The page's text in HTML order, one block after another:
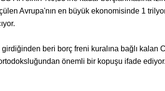
Avrupa'nın en büyük ekonomisinde 1
beri borç freni kuralına bağlı kalan
önemli bir kopuşu ifade ediyor.